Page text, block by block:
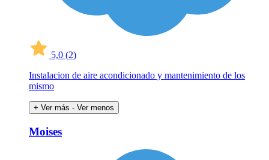
5,0 (2)
Instalacion de aire acondicionado y mantenimiento de los
mismo
+ Ver más - Ver menos
Moises